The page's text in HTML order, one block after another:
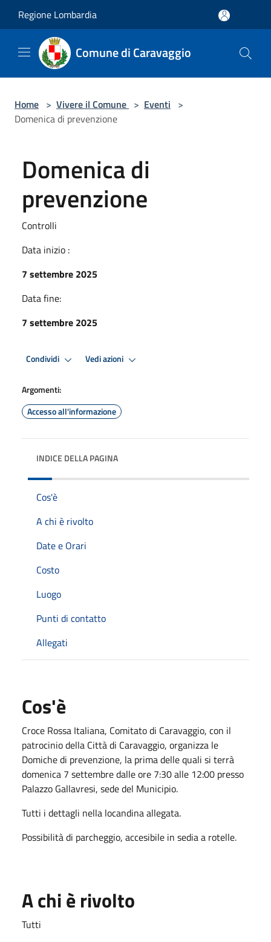
Regione Lombardia
Comune di Caravaggio
Home > Vivere il Comune > Eventi >
Domenica di prevenzione
Domenica di
prevenzione
Controlli
Data inizio :
7 settembre 2025
Data fine:
7 settembre 2025
Condividi Vedi azioni
Argomenti:
Accesso all'informazione
INDICE DELLA PAGINA
Cos'è
A chi è rivolto
Date e Orari
Costo
Luogo
Punti di contatto
Allegati
Cos'è
Croce Rossa Italiana, Comitato di Caravaggio, con il
patrocinio della Città di Caravaggio, organizza le
Domiche di prevenzione, la prima delle quali si terrà
domenica 7 settembre dalle ore 7:30 alle 12:00 presso
Palazzo Gallavresi, sede del Municipio.
Tutti i dettagli nella locandina allegata.
Possibilità di parcheggio, accesibile in sedia a rotelle.
A chi è rivolto
Tutti